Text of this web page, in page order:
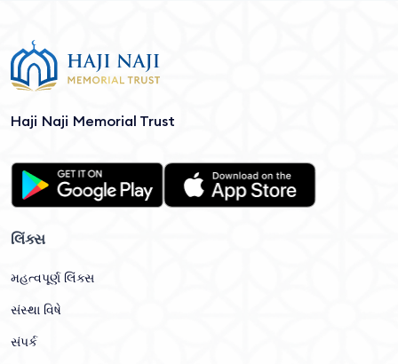
Haji Naji Memorial Trust
લિંક્સ
મહત્વપૂર્ણ લિંક્સ
સંસ્થા વિષે
સંપર્ક